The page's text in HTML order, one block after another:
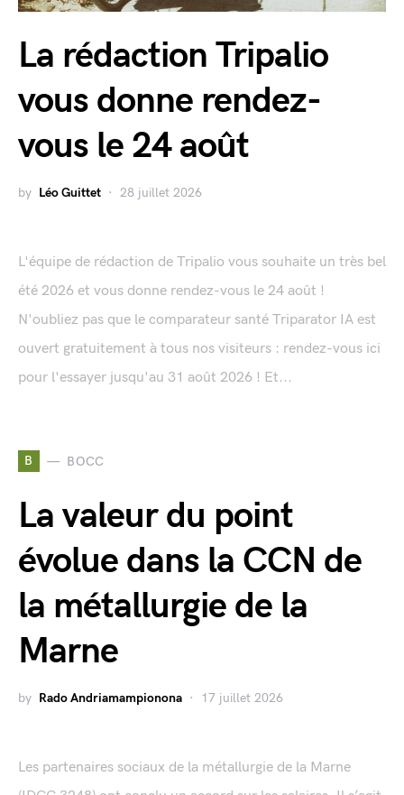
La rédaction Tripalio
vous donne rendez-
vous le 24 août
by Léo Guittet 28 juillet 2026
L'équipe de rédaction de Tripalio vous souhaite un très bel
été 2026 et vous donne rendez-vous le 24 août !
N'oubliez pas que le comparateur santé Triparator IA est
ouvert gratuitement à tous nos visiteurs : rendez-vous ici
pour l'essayer jusqu'au 31 août 2026 ! Et...
B BOCC
La valeur du point
évolue dans la CCN de
la métallurgie de la
Marne
by Rado Andriamampionona 17 juillet 2026
Les partenaires sociaux de la métallurgie de la Marne